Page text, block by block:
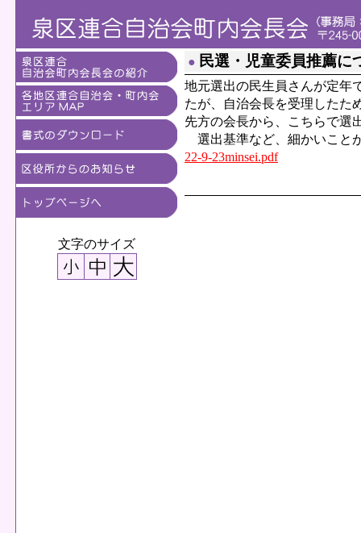
文字のサイズ
● 民選・児童委員推薦に
地元選出の民生員さんが定年
たが、自治会長を受理したた
先方の会長から、こちらで選
選出基準など、細かいこと
22-9-23minsei.pdf